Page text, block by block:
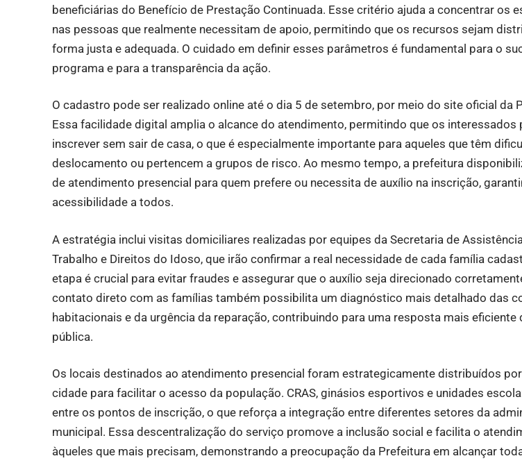
beneficiárias do Benefício de Prestação Continuada. Esse critério ajuda a concentrar os
nas pessoas que realmente necessitam de apoio, permitindo que os recursos sejam
forma justa e adequada. O cuidado em definir esses parâmetros é fundamental para o
programa e para a transparência da ação.
O cadastro pode ser realizado online até o dia 5 de setembro, por meio do site oficial da
Essa facilidade digital amplia o alcance do atendimento, permitindo que os interessados
inscrever sem sair de casa, o que é especialmente importante para aqueles que têm
deslocamento ou pertencem a grupos de risco. Ao mesmo tempo, a prefeitura
de atendimento presencial para quem prefere ou necessita de auxílio na inscrição,
acessibilidade a todos.
A estratégia inclui visitas domiciliares realizadas por equipes da Secretaria de
Trabalho e Direitos do Idoso, que irão confirmar a real necessidade de cada família
etapa é crucial para evitar fraudes e assegurar que o auxílio seja direcionado
contato direto com as famílias também possibilita um diagnóstico mais detalhado das
habitacionais e da urgência da reparação, contribuindo para uma resposta mais eficiente
pública.
Os locais destinados ao atendimento presencial foram estrategicamente distribuídos
cidade para facilitar o acesso da população. CRAS, ginásios esportivos e unidades
entre os pontos de inscrição, o que reforça a integração entre diferentes setores da
municipal. Essa descentralização do serviço promove a inclusão social e facilita o
àqueles que mais precisam, demonstrando a preocupação da Prefeitura em alcançar